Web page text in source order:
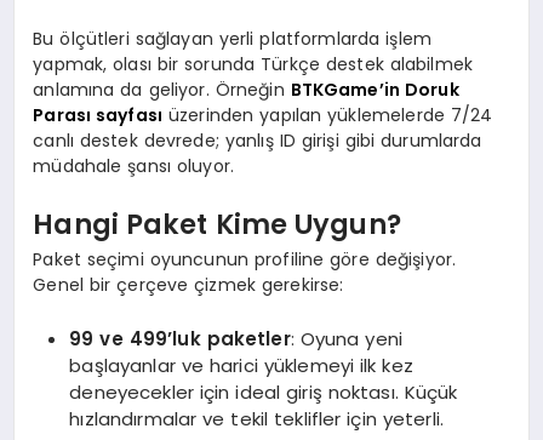
Bu ölçütleri sağlayan yerli platformlarda işlem
yapmak, olası bir sorunda Türkçe destek alabilmek
anlamına da geliyor. Örneğin BTKGame’in Doruk
Parası sayfası üzerinden yapılan yüklemelerde 7/24
canlı destek devrede; yanlış ID girişi gibi durumlarda
müdahale şansı oluyor.
Hangi Paket Kime Uygun?
Paket seçimi oyuncunun profiline göre değişiyor.
Genel bir çerçeve çizmek gerekirse:
99 ve 499’luk paketler: Oyuna yeni
başlayanlar ve harici yüklemeyi ilk kez
deneyecekler için ideal giriş noktası. Küçük
hızlandırmalar ve tekil teklifler için yeterli.